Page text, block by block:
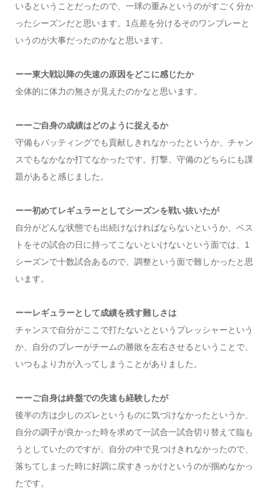
いるということだったので、一球の重みというのがすごく分か
ったシーズンだと思います。1点差を分けるそのワンプレーと
いうのが大事だったのかなと思います。
ーー東大戦以降の失速の原因をどこに感じたか
全体的に体力の無さが見えたのかなと思います。
ーーご自身の成績はどのように捉えるか
守備もバッティングでも貢献しきれなかったというか、チャン
スでもなかなか打てなかったです。打撃、守備のどちらにも課
題があると感じました。
ーー初めてレギュラーとしてシーズンを戦い抜いたが
自分がどんな状態でも出続けなければならないというか、ベス
トをその試合の日に持ってこないといけないという面では、1
シーズンで十数試合あるので、調整という面で難しかったと思
います。
ーーレギュラーとして成績を残す難しさは
チャンスで自分がここで打たないとというプレッシャーという
か、自分のプレーがチームの勝敗を左右させるということで、
いつもより力が入ってしまうことがありました。
ーーご自身は終盤での失速も経験したが
後半の方は少しのズレというものに気づけなかったというか、
自分の調子が良かった時を求めて一試合一試合切り替えて臨も
うとしていたのですが、自分の中で見つけきれなかったので、
落ちてしまった時に好調に戻すきっかけというのが掴めなかっ
たです。